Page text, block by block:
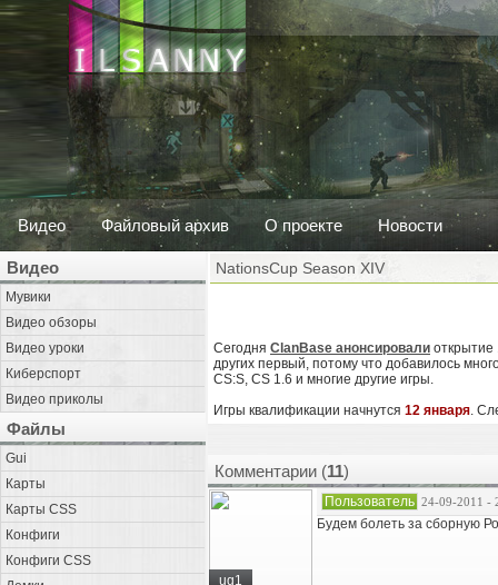
Видео Файловый архив О проекте Новости
Видео
Мувики
Видео обзоры
Видео уроки
Киберспорт
Видео приколы
Файлы
Gui
Карты
Карты CSS
Конфиги
Конфиги CSS
NationsCup Season XIV
Сегодня ClanBase анонсировали открытие
других первый, потому что добавилось
CS:S, CS 1.6 и многие другие игры.
Игры квалификации начнутся 12 января.
Комментарии (11)
uq1
Пользователь 24-09-2011 -
Будем болеть за сборную